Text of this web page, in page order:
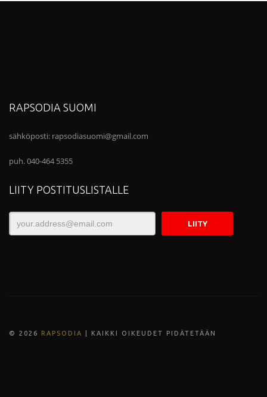
RAPSODIA SUOMI
sähköposti: rapsodiasuomi@gmail.com
puh. 040-464 5355
LIITY POSTITUSLISTALLE
© 202 6 RAPSODIA | KAIKKI OIKEUDET PIDÄTETÄÄN